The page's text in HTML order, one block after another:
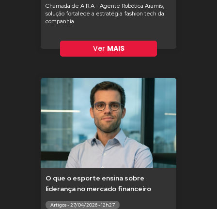
Chamada de A.R.A - Agente Robótica Aramis,
solução fortalece a estratégia fashion tech da
companhia
Ver MAIS
O que o esporte ensina sobre
liderança no mercado financeiro
Artigos - 27/04/2026 - 12h27